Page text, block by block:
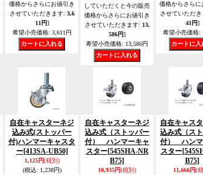
価格からさらにお値引き
させていただきます: 3,6
11円]
希望小売価格: 3,611円
していただくと今の販売
価格からさらにお値引き
させていただきます: 13,
586円]
希望小売価格: 13,586円
価格からさらに
させていただき
41円]
希望小売価格:
自在キャスターネジ
込み式(ストッパー
付)ハンマーキャスタ
ー[413SA-UB50]
1,125円(税別)
(税込: 1,238円)
自在キャスターネジ
込み式（ストッパー
付） ハンマーキャ
スター[545SHA-NR
B75]
10,935円(税別)
自在キャス
込み式（ス
付） ハンマ
スター
B75]
11,666円(